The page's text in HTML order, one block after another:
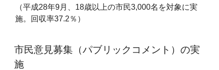
（平成28年9月、18歳以上の市民3,000名を対象に実
施。回収率37.2％）
市民意見募集（パブリックコメント）の実
施